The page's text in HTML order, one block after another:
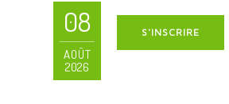
08
AOÛT
2026
S'INSCRIRE